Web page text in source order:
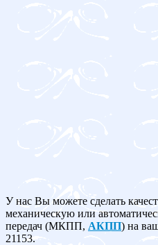
У нас Вы можете сделать
механическую или
передач (МКПП, АКПП) на
21153.